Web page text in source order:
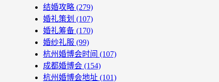
结婚攻略 (279)
婚礼策划 (107)
婚礼筹备 (170)
婚纱礼服 (99)
杭州婚博会时间 (107)
成都婚博会 (154)
杭州婚博会地址 (101)